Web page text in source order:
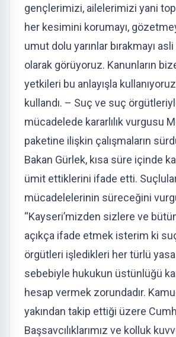
gençlerimizi, ailelerimizi yani
her kesimini korumayı,
umut dolu yarınlar bırakmayı
olarak görüyoruz. Kanunların
yetkileri bu anlayışla
kullandı. – Suç ve suç
mücadelede kararlılık vurgusu
paketine ilişkin çalışmaların
Bakan Gürlek, kısa süre içinde
ümit ettiklerini ifade etti.
mücadelelerinin süreceğini
“Kayseri’mizden sizlere ve
açıkça ifade etmek isterim ki
örgütleri işledikleri her türlü yasa
sebebiyle hukukun üstünlüğü
hesap vermek zorundadır.
yakından takip ettiği üzere
Başsavcılıklarımız ve kolluk